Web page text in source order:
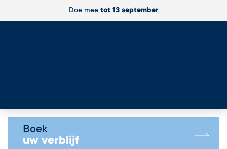
Doe mee tot 13 september
Boek
uw verblijf